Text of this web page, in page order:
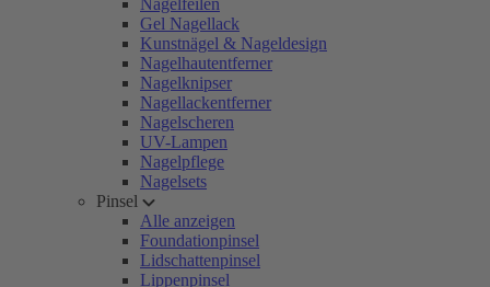
Nagelfeilen
Gel Nagellack
Kunstnägel & Nageldesign
Nagelhautentferner
Nagelknipser
Nagellackentferner
Nagelscheren
UV-Lampen
Nagelpflege
Nagelsets
Pinsel
Alle anzeigen
Foundationpinsel
Lidschattenpinsel
Lippenpinsel